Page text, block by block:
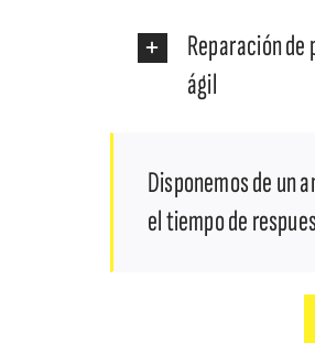
Reparación
ágil
Disponemos de un
el tiempo de